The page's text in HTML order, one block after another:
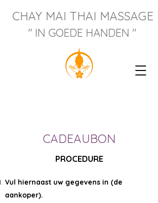
CHAY MAI THAI MASSAGE
" IN GOEDE HANDEN "
CADEAUBON
PROCEDURE
Vul hiernaast uw gegevens in (de
aankoper).